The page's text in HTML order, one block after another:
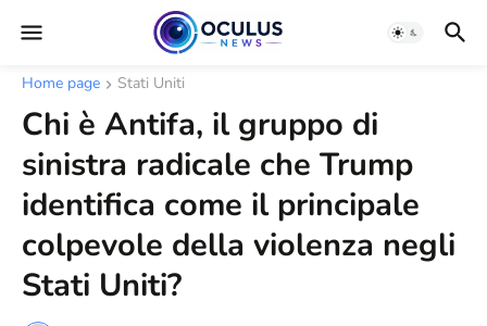
Home page Stati Uniti
Chi è Antifa, il gruppo di
sinistra radicale che Trump
identifica come il principale
colpevole della violenza negli
Stati Uniti?